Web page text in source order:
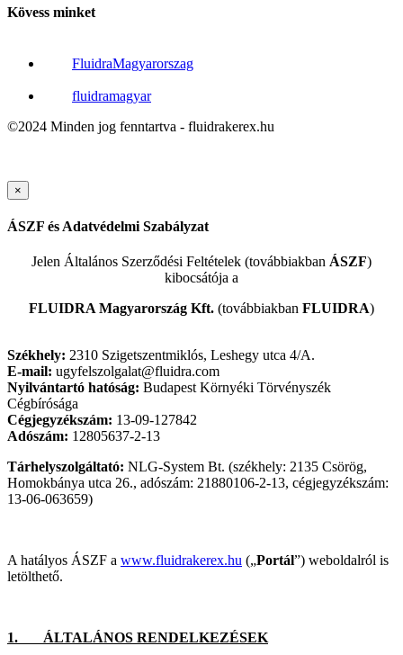
Kövess minket
FluidraMagyarorszag
fluidramagyar
©2024 Minden jog fenntartva - fluidrakerex.hu
×
ÁSZF és Adatvédelmi Szabályzat
Jelen Általános Szerződési Feltételek (továbbiakban ÁSZF)
kibocsátója a
FLUIDRA Magyarország Kft. (továbbiakban FLUIDRA)
Székhely: 2310 Szigetszentmiklós, Leshegy utca 4/A.
E-mail: ugyfelszolgalat@fluidra.com
Nyilvántartó hatóság: Budapest Környéki Törvényszék
Cégbírósága
Cégjegyzékszám: 13-09-127842
Adószám: 12805637-2-13
Tárhelyszolgáltató: NLG-System Bt. (székhely: 2135 Csörög,
Homokbánya utca 26., adószám: 21880106-2-13, cégjegyzékszám:
13-06-063659)
A hatályos ÁSZF a www.fluidrakerex.hu („Portál”) weboldalról is
letölthető.
1. ÁLTALÁNOS RENDELKEZÉSEK